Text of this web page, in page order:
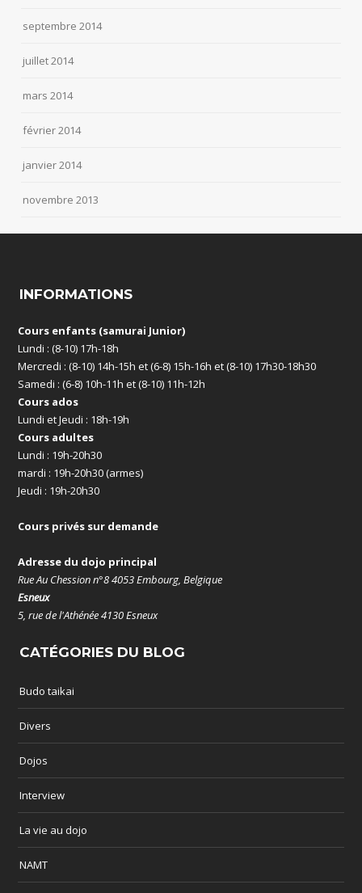
septembre 2014
juillet 2014
mars 2014
février 2014
janvier 2014
novembre 2013
INFORMATIONS
Cours enfants (samurai Junior)
Lundi : (8-10) 17h-18h
Mercredi : (8-10) 14h-15h et (6-8) 15h-16h et (8-10) 17h30-18h30
Samedi : (6-8) 10h-11h et (8-10) 11h-12h
Cours ados
Lundi et Jeudi : 18h-19h
Cours adultes
Lundi : 19h-20h30
mardi : 19h-20h30 (armes)
Jeudi : 19h-20h30
Cours privés sur demande
Adresse du dojo principal
Rue Au Chession n°8 4053 Embourg, Belgique
Esneux
5, rue de l'Athénée 4130 Esneux
CATÉGORIES DU BLOG
Budo taikai
Divers
Dojos
Interview
La vie au dojo
NAMT